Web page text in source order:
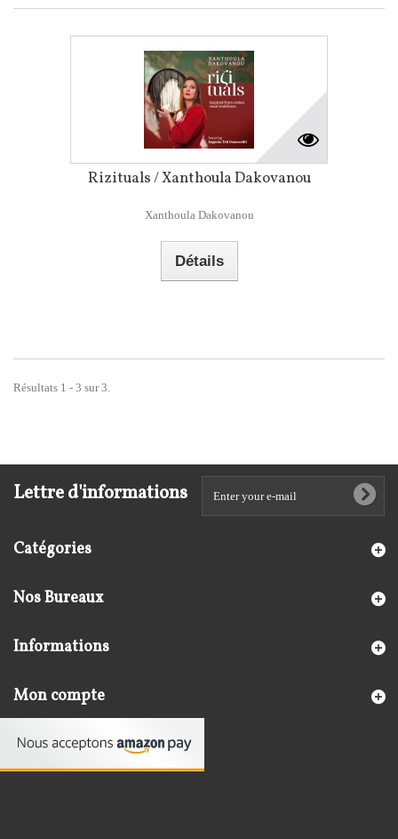
Rizituals / Xanthoula Dakovanou
Xanthoula Dakovanou
Détails
Résultats 1 - 3 sur 3.
Lettre d'informations
Catégories
Nos Bureaux
Informations
Mon compte